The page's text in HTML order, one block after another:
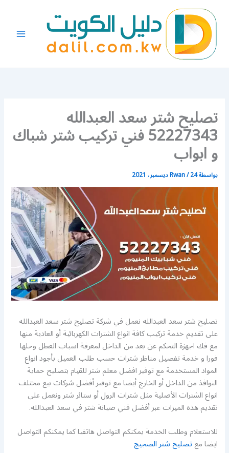
المحتوى
تصليح شتر سعد العبدالله
52227343 فني تركيب شتر شباك
و ابواب
بواسطة Rwan/24 ديسمبر، 2021
تصليح شتر سعد العبدالله نعمل في شركة تصليح شتر سعد العبدالله
على تقديم خدمة تركيب كافة انواع الشترات الكهربائية أو العادية منها
مع فك اجهزة التحكم عن بعد من الداخل لمعرفة اسباب العطل وحلها
فورا و خدمة تفصيل مناظر شترات حسب طلب العميل بأجود انواع
المواد المستخدمة مع توفير افضل معلم شتر للقيام بتصليح حماية
النوافذ من الداخل أو الخارج أيضا مع توفير أفضل شركات بيع مختلف
انواع الشترات الأصلية مثل شترات الرول أو ستائر شتر ونعمل على
تقديم هذه الميزات عبر أفضل فني صيانة شتر في سعد العبدالله.
للاستعلام وطلب الخدمة يمكنكم التواصل هاتفيا كما يمكنكم التواصل
ايضا معتصليح شتر الضجيج